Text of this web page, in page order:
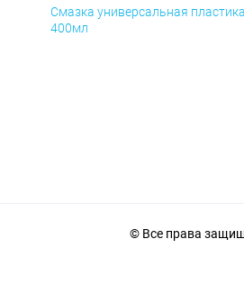
Смазка универсальная
400мл
© Все права